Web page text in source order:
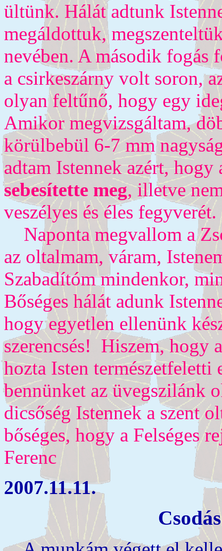
ültünk. Hálát adtunk
megáldottuk,
nevében. A második fogás
a csirkeszárny volt soron,
olyan feltűnő, hogy egy
Amikor megvizsgáltam,
körülbebül 6-7 mm
adtam Istennek azért,
sebesítette meg, illetve
veszélyes és éles fegyverét.
Naponta megvallom a
az oltalmam, váram,
Szabadítóm mindenkor,
Bőséges hálát adunk
hogy egyetlen ellenünk
szerencsés! Hiszem, hogy
hozta Isten természetfeletti
bennünket az üvegszilánk
dicsőség Istennek a szent
bőséges, hogy a Felséges
Ferenc
2007.11.11.